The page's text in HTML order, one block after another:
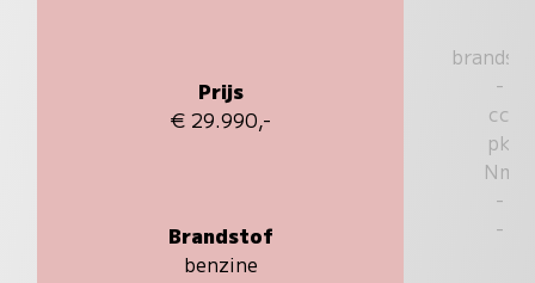
Prijs
€ 29.990,-
Brandstof
benzine
-
cc
pk
Nm
-
-